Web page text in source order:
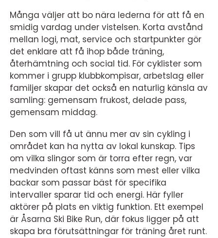
Många väljer att bo nära lederna för att få en
smidig vardag under vistelsen. Korta avstånd
mellan logi, mat, service och startpunkter gör
det enklare att få ihop både träning,
återhämtning och social tid. För cyklister som
kommer i grupp klubbkompisar, arbetslag eller
familjer skapar det också en naturlig känsla av
samling: gemensam frukost, delade pass,
gemensam middag.
Den som vill få ut ännu mer av sin cykling i
området kan ha nytta av lokal kunskap. Tips
om vilka slingor som är torra efter regn, var
medvinden oftast känns som mest eller vilka
backar som passar bäst för specifika
intervaller sparar tid och energi. Här fyller
aktörer på plats en viktig funktion. Ett exempel
är Åsarna Ski Bike Run, där fokus ligger på att
skapa bra förutsättningar för träning året runt.